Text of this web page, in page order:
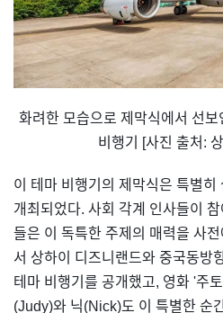
화려한 모습으로 제막식에서 선
비행기 [사진 출처:
이 테마 비행기의 제막식은 특별히
개최되었다. 사회 각계 인사들이
들은 이 독특한 주제의 매력을 사
서 상하이 디즈니랜드와 중국동방
테마 비행기를 공개했고, 영화 '주
(Judy)와 닉(Nick)도 이 특별한 순